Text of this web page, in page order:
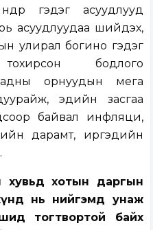
гэдэг асуудлууд
асуудлуудаа шийдэх,
улирал богино гэдэг
бодлого
гадны орнуудын мега
эдийн засгаа
байвал инфляци,
дарамт, иргэдийн
хувьд хотын даргын
нь нийгэмд унаж
тогтвортой байх